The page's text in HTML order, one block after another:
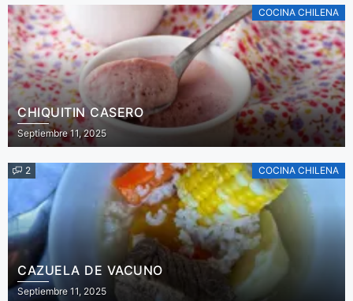
COCINA CHILENA
CHIQUITIN CASERO
Septiembre 11, 2025
2 COCINA CHILENA
CAZUELA DE VACUNO
Septiembre 11, 2025